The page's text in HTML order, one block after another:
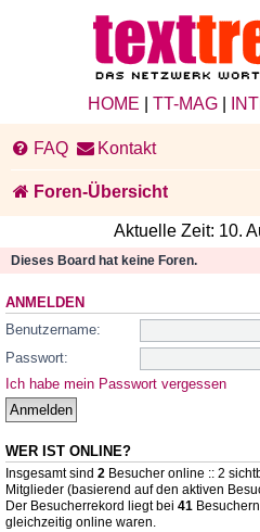
HOME TT-MAG|
FAQ Kontakt
Foren-Übersicht
Aktuelle Zeit: 10.
Dieses Board hat keine Foren.
ANMELDEN
Benutzername:
Passwort:
Ich habe mein Passwort vergessen
WER IST ONLINE?
Insgesamt sind 2 Besucher online :: 2
Mitglieder (basierend auf den aktiven
Der Besucherrekord liegt bei 41
gleichzeitig online waren.